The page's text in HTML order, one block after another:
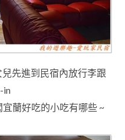
先進到民宿內放行李跟
in
蘭好吃的小吃有哪些 ~